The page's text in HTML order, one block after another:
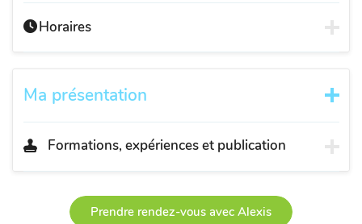
Horaires
Ma présentation
Formations, expériences et publication
Prendre rendez-vous avec Alexis